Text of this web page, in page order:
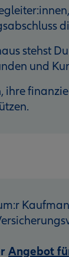
stehst
und
ihre
Angebot